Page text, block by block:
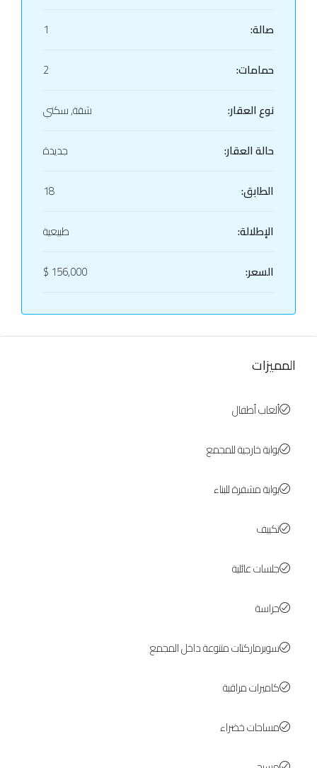
صالة:
1
حمامات:
2
نوع العقار:
شقة, سكني
حالة العقار:
جديدة
الطابق:
18
الإطلالة:
طبيعية
السعر:
156,000 $
المميزات
ألعاب أطفال
بوابة خارجية للمجمع
بوابة مشفرة للبناء
تكييف
جلسات عائلية
حراسة
سوبرماركتات متنوعة داخل المجمع
كاميرات مراقبة
مساحات خضراء